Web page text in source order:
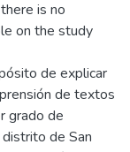
is no
on the study
de explicar
de textos
grado de
de San